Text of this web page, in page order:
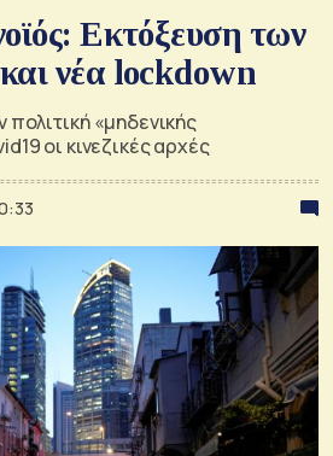
Εκτόξευση των
νέα lockdown
«μηδενικής
οι κινεζικές αρχές